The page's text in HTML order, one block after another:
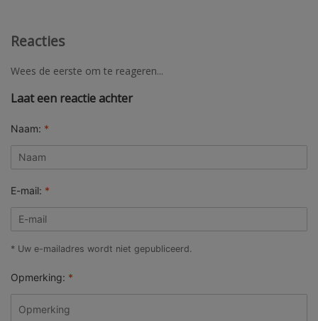
Reacties
Wees de eerste om te reageren...
Laat een reactie achter
Naam: *
E-mail: *
* Uw e-mailadres wordt niet gepubliceerd.
Opmerking: *